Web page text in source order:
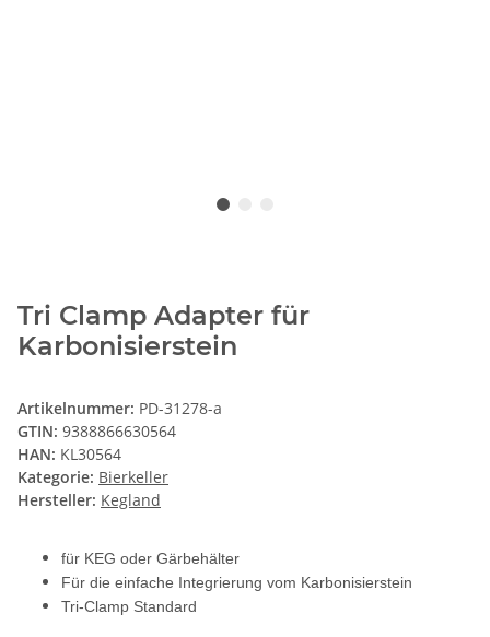
Tri Clamp Adapter für
Karbonisierstein
Artikelnummer: PD-31278-a
GTIN: 9388866630564
HAN: KL30564
Kategorie: Bierkeller
Hersteller: Kegland
für KEG oder Gärbehälter
Für die einfache Integrierung vom Karbonisierstein
Tri-Clamp Standard